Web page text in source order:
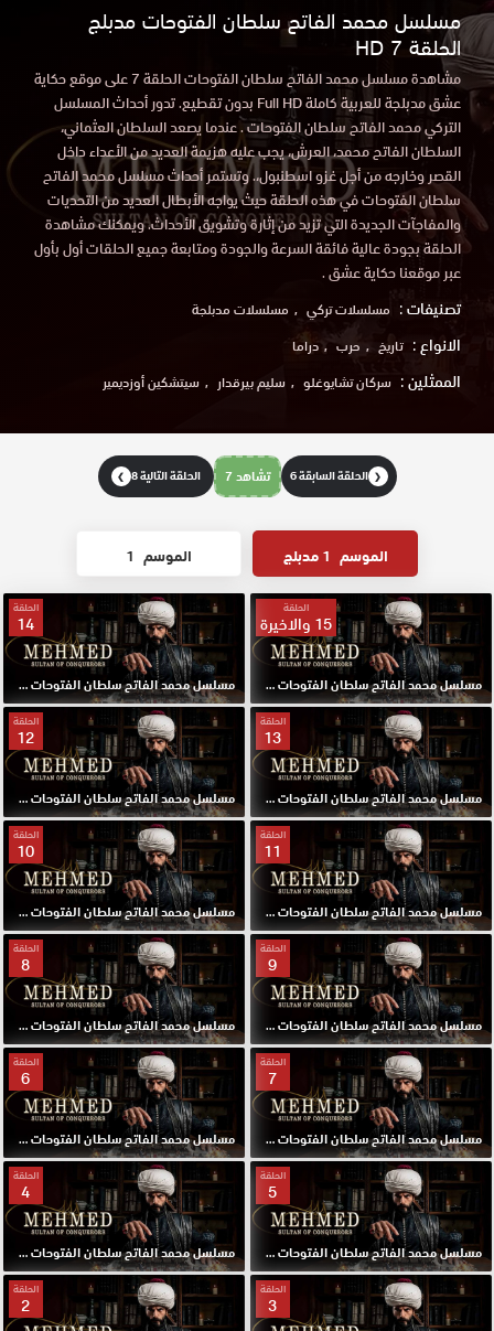
مسلسل محمد الفاتح سلطان الفتوحات مدبلج
الحلقة 7 HD
مشاهدة مسلسل محمد الفاتح سلطان الفتوحات الحلقة 7 على موقع حكاية
عشق مدبلجة للعربية كاملة Full HD بدون تقطيع. تدور أحداث المسلسل
التركي محمد الفاتح سلطان الفتوحات . عندما يصعد السلطان العثماني،
السلطان الفاتح محمد، العرش، يجب عليه هزيمة العديد من الأعداء داخل
القصر وخارجه من أجل غزو اسطنبول،. وتستمر أحداث مسلسل محمد الفاتح
سلطان الفتوحات في هذه الحلقة حيث يواجه الأبطال العديد من التحديات
والمفاجآت الجديدة التي تزيد من إثارة وتشويق الأحداث. ويمكنك مشاهدة
الحلقة بجودة عالية فائقة السرعة والجودة ومتابعة جميع الحلقات أول بأول
عبر موقعنا حكاية عشق .
تصنيفات : مسلسلات تركي مسلسلات مدبلجة
الانواع : تاريخ حرب دراما
الممثلين : سركان تشايوغلو سليم بيرقدار سيتشكين أوزديمير
❮ الحلقة السابقة 6 تشاهد 7 الحلقة التالية 8 ❯
الموسم 1 مدبلج الموسم 1
الحلقة
15 والاخيرة
مسلسل محمد الفاتح سلطان الفتوحات مدبلج الحلقة 15 والاخيرة HD
الحلقة
14
مسلسل محمد الفاتح سلطان الفتوحات مدبلج الحلقة 14 HD
الحلقة
13
مسلسل محمد الفاتح سلطان الفتوحات مدبلج الحلقة 13 HD
الحلقة
12
مسلسل محمد الفاتح سلطان الفتوحات مدبلج الحلقة 12 HD
الحلقة
11
مسلسل محمد الفاتح سلطان الفتوحات مدبلج الحلقة 11 HD
الحلقة
10
مسلسل محمد الفاتح سلطان الفتوحات مدبلج الحلقة 10 HD
الحلقة
9
مسلسل محمد الفاتح سلطان الفتوحات مدبلج الحلقة 9 HD
الحلقة
8
مسلسل محمد الفاتح سلطان الفتوحات مدبلج الحلقة 8 HD
الحلقة
7
مسلسل محمد الفاتح سلطان الفتوحات مدبلج الحلقة 7 HD
الحلقة
6
مسلسل محمد الفاتح سلطان الفتوحات مدبلج الحلقة 6 HD
الحلقة
5
مسلسل محمد الفاتح سلطان الفتوحات مدبلج الحلقة 5 HD
الحلقة
4
مسلسل محمد الفاتح سلطان الفتوحات مدبلج الحلقة 4 HD
الحلقة
3
الحلقة
2